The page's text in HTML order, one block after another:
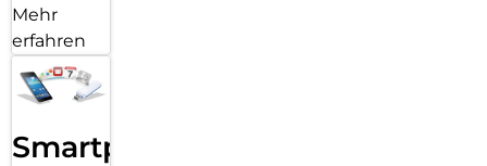
Mehr
erfahren
Smartphone